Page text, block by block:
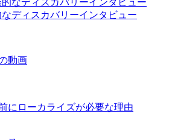
ディスカバリーインタビュー
動画
にローカライズが必要な理由